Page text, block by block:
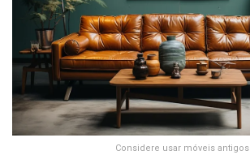
Considere usar móveis antigos